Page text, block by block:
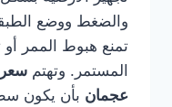
والضغط ووضع
تمنع هبوط الممر
المستمر. وتهتم سعر
عجمان بأن يكون